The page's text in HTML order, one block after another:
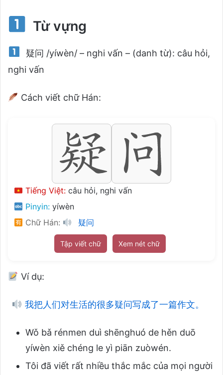
Từ vựng
疑问 /yíwèn/ – nghi vấn – (danh từ): câu hỏi,
nghi vấn
Cách viết chữ Hán:
Tiếng Việt: câu hỏi, nghi vấn
Pinyin: yíwèn
Chữ Hán:
疑问
Tập viết chữ Xem nét chữ
Ví dụ:
我把人们对生活的很多疑问写成了一篇作文。
Wǒ bǎ rénmen duì shēnghuó de hěn duō
yíwèn xiě chéng le yì piān zuòwén.
Tôi đã viết rất nhiều thắc mắc của mọi người